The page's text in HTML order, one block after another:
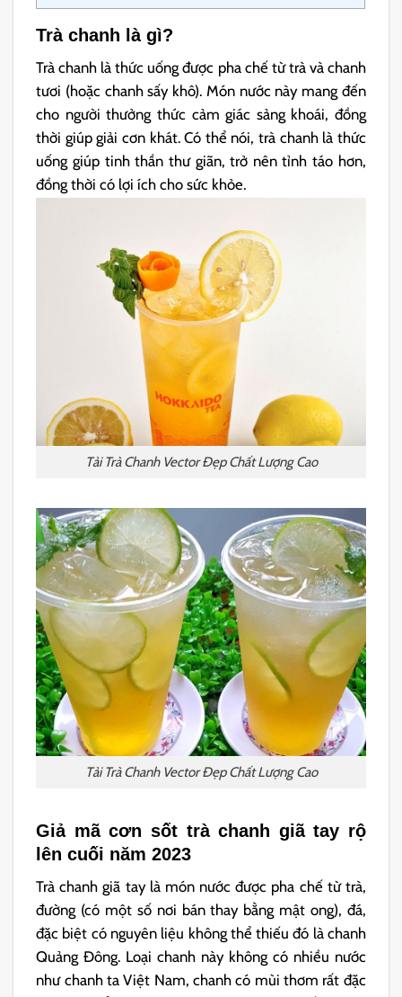
Trà chanh là gì?
Trà chanh là thức uống được pha chế từ trà và chanh
tươi (hoặc chanh sấy khô). Món nước này mang đến
cho người thưởng thức cảm giác sảng khoái, đồng
thời giúp giải cơn khát. Có thể nói, trà chanh là thức
uống giúp tinh thần thư giãn, trở nên tỉnh táo hơn,
đồng thời có lợi ích cho sức khỏe.
Tải Trà Chanh Vector Đẹp Chất Lượng Cao
Tải Trà Chanh Vector Đẹp Chất Lượng Cao
Giả mã cơn sốt trà chanh giã tay rộ
lên cuối năm 2023
Trà chanh giã tay là món nước được pha chế từ trà,
đường (có một số nơi bán thay bằng mật ong), đá,
đặc biệt có nguyên liệu không thể thiếu đó là chanh
Quảng Đông. Loại chanh này không có nhiều nước
như chanh ta Việt Nam, chanh có mùi thơm rất đặc